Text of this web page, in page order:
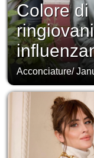
Colore di
Acconciature/